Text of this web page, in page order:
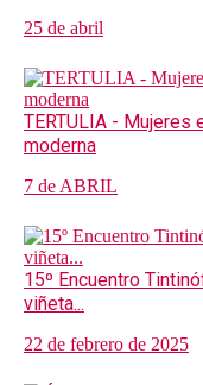
25 de abril
TERTULIA - Mujeres
moderna
7 de ABRIL
15º Encuentro
viñeta...
22 de febrero de 2025